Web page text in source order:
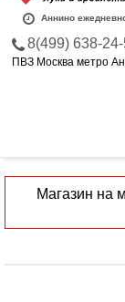
Аннино
8(499) 638-
ПВЗ Москва метро
Магазин на